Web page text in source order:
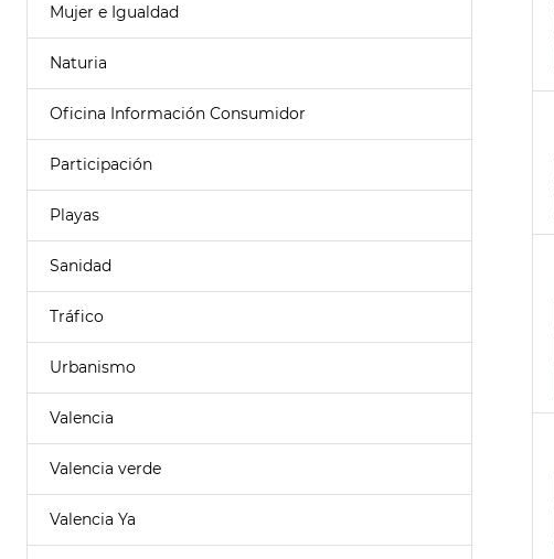
Mujer e Igualdad
Naturia
Oficina Información Consumidor
Participación
Playas
Sanidad
Tráfico
Urbanismo
Valencia
Valencia verde
Valencia Ya